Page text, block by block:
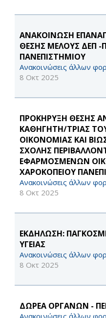
ΑΝΑΚΟΙΝΩΣΗ
ΘΕΣΗΣ ΜΕΛΟΥΣ ΔΕΠ -
ΠΑΝΕΠΙΣΤΗΜΙΟΥ
Ανακοινώσεις άλλων
8 Οκτ 2025
ΠΡΟΚΗΡΥΞΗ ΘΕΣΗΣ
ΚΑΘΗΓΗΤΗ/ΤΡΙΑΣ
ΟΙΚΟΝΟΜΙΑΣ ΚΑΙ
ΣΧΟΛΗΣ
ΕΦΑΡΜΟΣΜΕΝΩΝ
ΧΑΡΟΚΟΠΕΙΟΥ
Ανακοινώσεις άλλων
8 Οκτ 2025
ΕΚΔΗΛΩΣΗ:
ΥΓΕΙΑΣ
Ανακοινώσεις άλλων
8 Οκτ 2025
ΔΩΡΕΑ ΟΡΓΑΝΩΝ -